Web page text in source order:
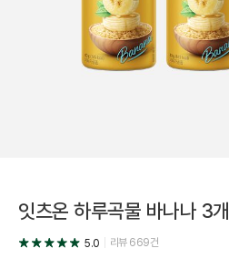
잇츠온 하루곡물 바나나 3개
5.0 리뷰669건